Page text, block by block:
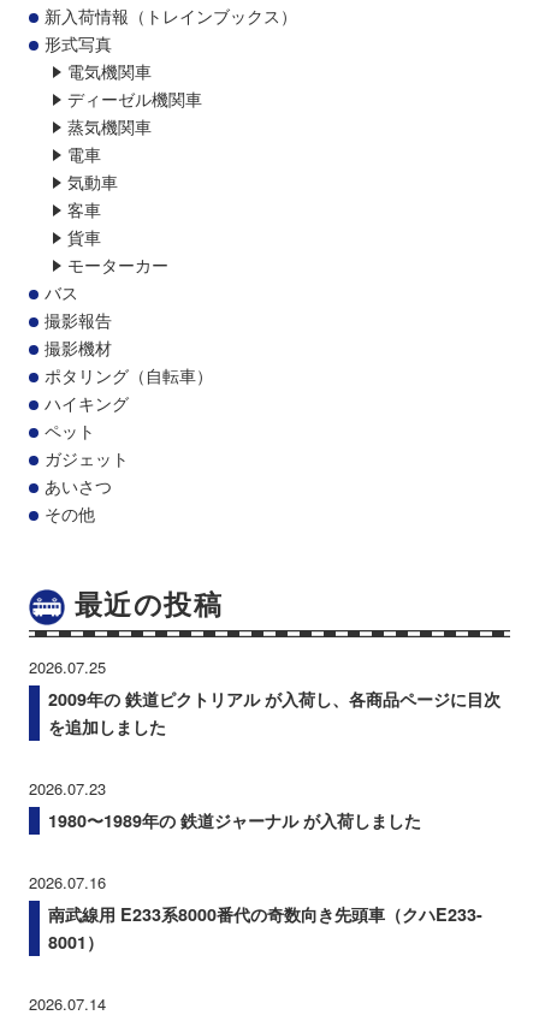
新入荷情報（トレインブックス）
形式写真
電気機関車
ディーゼル機関車
蒸気機関車
電車
気動車
客車
貨車
モーターカー
バス
撮影報告
撮影機材
ポタリング（自転車）
ハイキング
ペット
ガジェット
あいさつ
その他
最近の投稿
2026.07.25
2009年の 鉄道ピクトリアル が入荷し、各商品ページに目次
を追加しました
2026.07.23
1980〜1989年の 鉄道ジャーナル が入荷しました
2026.07.16
南武線用 E233系8000番代の奇数向き先頭車（クハE233-
8001）
2026.07.14